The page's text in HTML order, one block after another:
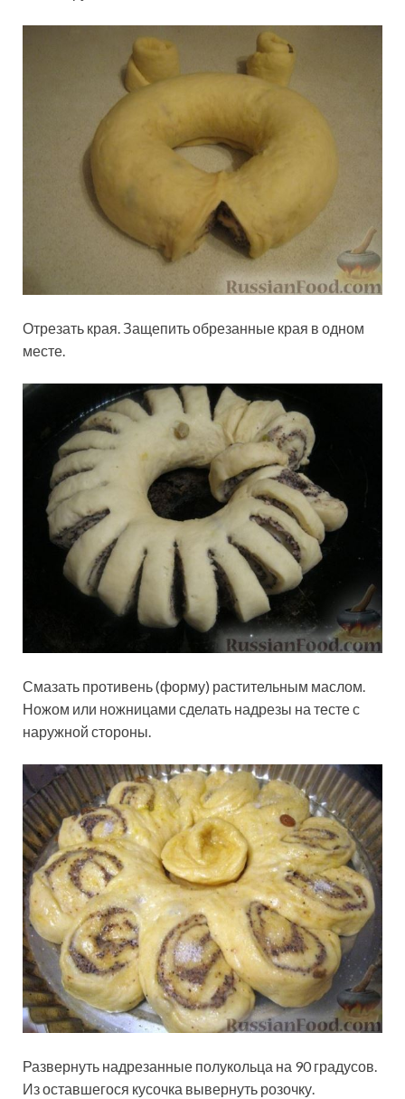
Отрезать края. Защепить обрезанные края в одном
месте.
Смазать противень (форму) растительным маслом.
Ножом или ножницами сделать надрезы на тесте с
наружной стороны.
Развернуть надрезанные полукольца на 90 градусов.
Из оставшегося кусочка вывернуть розочку.